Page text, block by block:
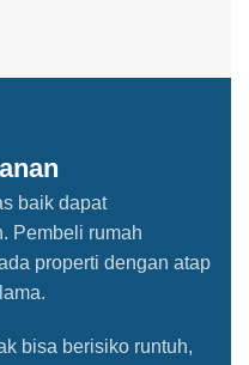
baik dapat
Pembeli rumah
properti dengan atap
bisa berisiko runtuh,